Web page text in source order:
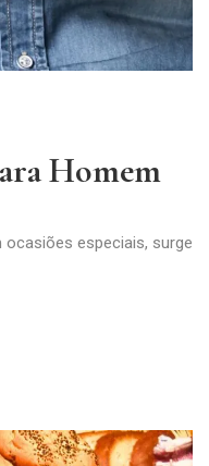
Homem
especiais, surge